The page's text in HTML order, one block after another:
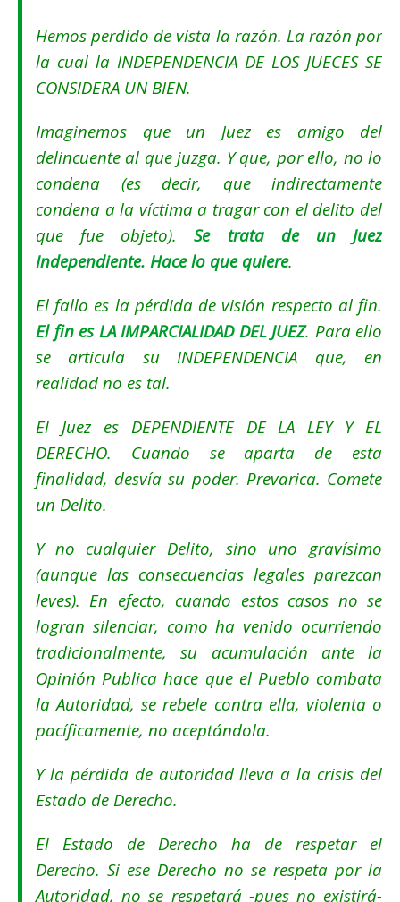
Hemos perdido de vista la razón. La razón por
la cual la INDEPENDENCIA DE LOS JUECES SE
CONSIDERA UN BIEN.
Imaginemos que un Juez es amigo del
delincuente al que juzga. Y que, por ello, no lo
condena (es decir, que indirectamente
condena a la víctima a tragar con el delito del
que fue objeto).Se trata de un Juez
Independiente. Hace lo que quiere.
El fallo es la pérdida de visión respecto al fin.
El fin es LA IMPARCIALIDAD DEL JUEZ. Para ello
se articula su INDEPENDENCIA que, en
realidad no es tal.
El Juez es DEPENDIENTE DE LA LEY Y EL
DERECHO. Cuando se aparta de esta
finalidad, desvía su poder. Prevarica. Comete
un Delito.
Y no cualquier Delito, sino uno gravísimo
(aunque las consecuencias legales parezcan
leves). En efecto, cuando estos casos no se
logran silenciar, como ha venido ocurriendo
tradicionalmente, su acumulación ante la
Opinión Publica hace que el Pueblo combata
la Autoridad, se rebele contra ella, violenta o
pacíficamente, no aceptándola.
Y la pérdida de autoridad lleva a la crisis del
Estado de Derecho.
El Estado de Derecho ha de respetar el
Derecho. Si ese Derecho no se respeta por la
Autoridad, no se respetará -pues no existirá-